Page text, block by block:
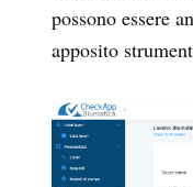
possono essere
apposito